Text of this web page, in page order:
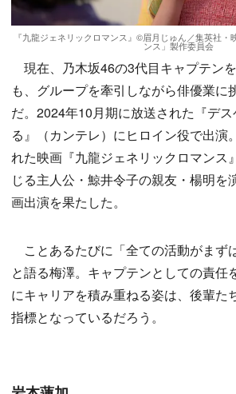
『九龍ジェネリックロマンス』©眉月じゅん／集英社・
ンス」製作委員会
現在、乃木坂46の3代目キャプテン
も、グループを牽引しながら俳優業に
だ。2024年10月期に放送された『デ
る』（カンテレ）にヒロイン役で出演
れた映画『九龍ジェネリックロマンス
じる主人公・鯨井令子の親友・楊明を
画出演を果たした。
ことあるたびに「全ての活動がまず
と語る梅澤。キャプテンとしての責任
にキャリアを積み重ねる姿は、後輩た
指標となっているだろう。